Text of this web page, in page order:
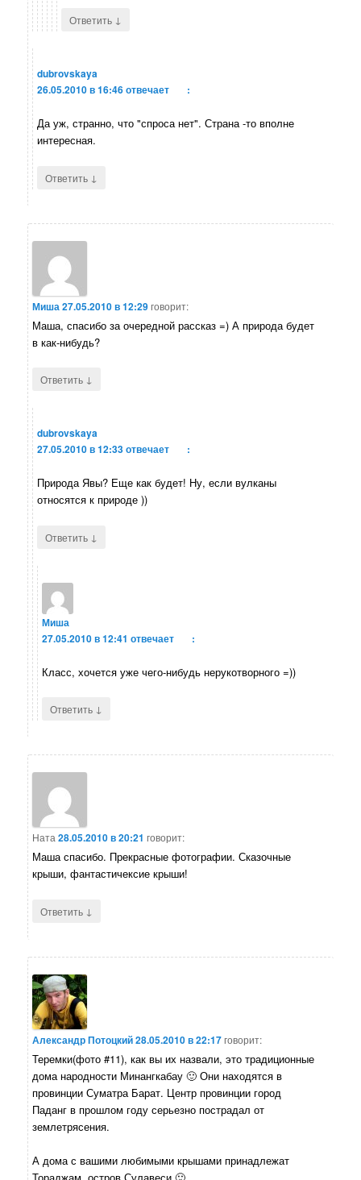
Ответить ↓
dubrovskaya
26.05.2010 в 16:46отвечает :
Да уж, странно, что "спроса нет". Страна -то вполне
интересная.
Ответить ↓
Миша27.05.2010 в 12:29говорит:
Маша, спасибо за очередной рассказ =) А природа будет
в как-нибудь?
Ответить ↓
dubrovskaya
27.05.2010 в 12:33отвечает :
Природа Явы? Еще как будет! Ну, если вулканы
относятся к природе ))
Ответить ↓
Миша
27.05.2010 в 12:41 отвечает :
Класс, хочется уже чего-нибудь нерукотворного =))
Ответить ↓
Ната28.05.2010 в 20:21 говорит:
Маша спасибо. Прекрасные фотографии. Сказочные
крыши, фантастичексие крыши!
Ответить ↓
Александр Потоцкий28.05.2010 в 22:17говорит:
Теремки(фото #11), как вы их назвали, это традиционные
дома народности Минангкабау 🙂 Они находятся в
провинции Суматра Барат. Центр провинции город
Паданг в прошлом году серьезно пострадал от
землетрясения.
А дома с вашими любимыми крышами принадлежат